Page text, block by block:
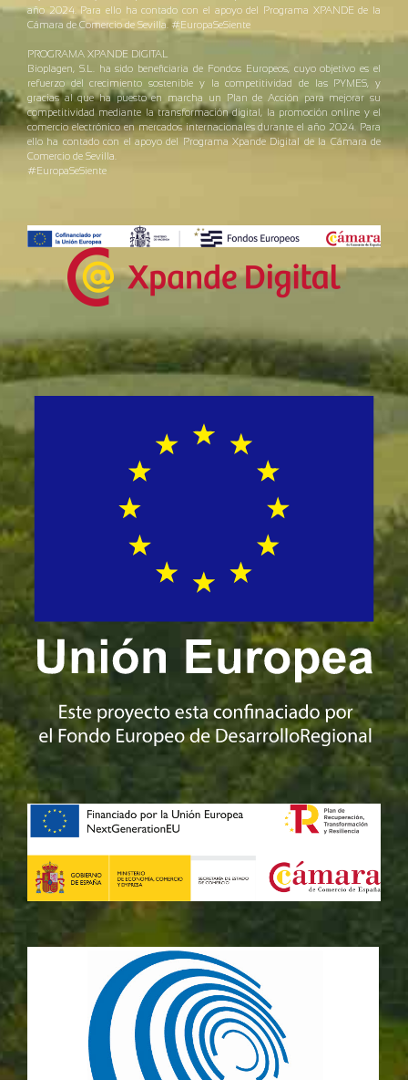
año 2024. Para ello ha contado con el apoyo del Programa XPANDE de la
Cámara de Comercio de Sevilla. #EuropaSeSiente
PROGRAMA XPANDE DIGITAL
Bioplagen, S.L. ha sido beneficiaria de Fondos Europeos, cuyo objetivo es el
refuerzo del crecimiento sostenible y la competitividad de las PYMES, y
gracias al que ha puesto en marcha un Plan de Acción para mejorar su
competitividad mediante la transformación digital, la promoción online y el
comercio electrónico en mercados internacionales durante el año 2024. Para
ello ha contado con el apoyo del Programa Xpande Digital de la Cámara de
Comercio de Sevilla.
#EuropaSeSiente